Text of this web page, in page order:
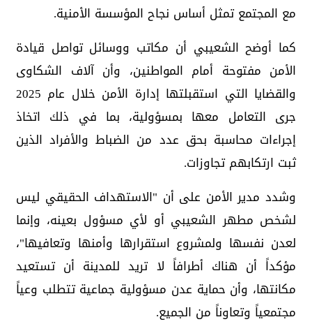
مع المجتمع تمثل أساس نجاح المؤسسة الأمنية.
كما أوضح الشعيبي أن مكاتب ووسائل تواصل قيادة
الأمن مفتوحة أمام المواطنين، وأن آلاف الشكاوى
والقضايا التي استقبلتها إدارة الأمن خلال عام 2025
جرى التعامل معها بمسؤولية، بما في ذلك اتخاذ
إجراءات محاسبة بحق عدد من الضباط والأفراد الذين
ثبت ارتكابهم تجاوزات.
وشدد مدير الأمن على أن "الاستهداف الحقيقي ليس
لشخص مطهر الشعيبي أو لأي مسؤول بعينه، وإنما
لعدن نفسها ولمشروع استقرارها وأمنها وتعافيها"،
مؤكداً أن هناك أطرافاً لا تريد للمدينة أن تستعيد
مكانتها، وأن حماية عدن مسؤولية جماعية تتطلب وعياً
مجتمعياً وتعاوناً من الجميع.